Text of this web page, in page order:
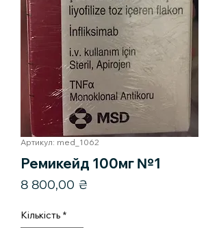
Артикул: med_1062
Ремикейд 100мг №1
8 800,00 ₴
Кількість *